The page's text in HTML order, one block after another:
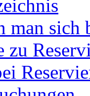
man sich
zu